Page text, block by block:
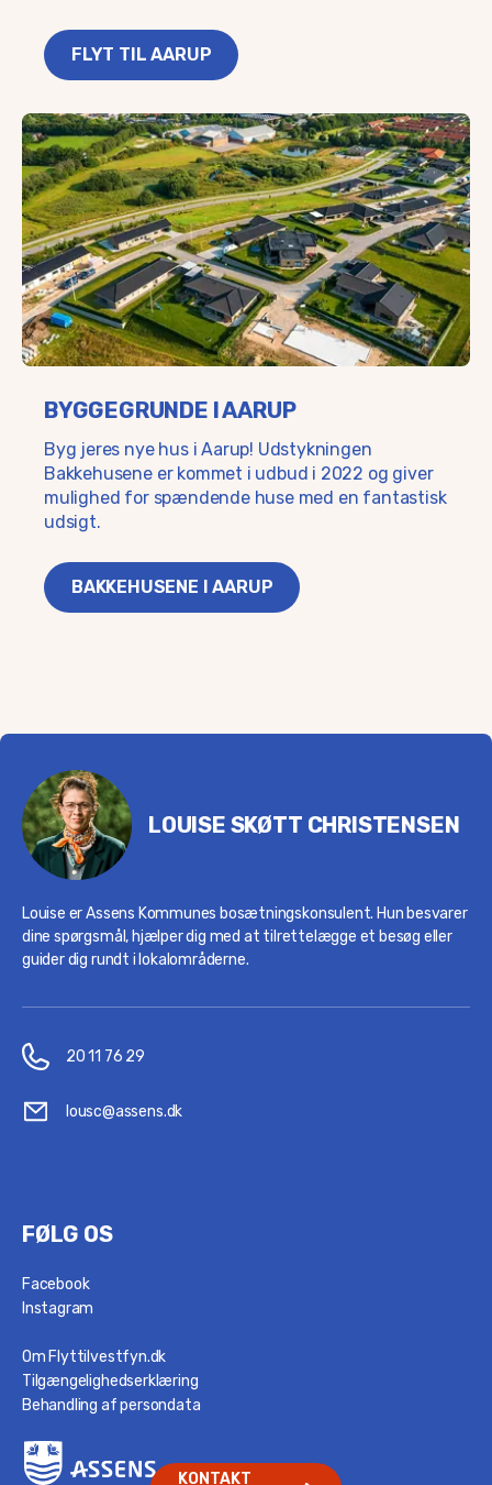
KONTAKT
FLYT TIL AARUP
BYGGEGRUNDE I AARUP
Byg jeres nye hus i Aarup! Udstykningen
Bakkehusene er kommet i udbud i 2022 og giver
mulighed for spændende huse med en fantastisk
udsigt.
BAKKEHUSENE I AARUP
LOUISE SKØTT CHRISTENSEN
Louise er Assens Kommunes bosætningskonsulent. Hun besvarer
dine spørgsmål, hjælper dig med at tilrettelægge et besøg eller
guider dig rundt i lokalområderne.
20 11 76 29
lousc@assens.dk
FØLG OS
Facebook
Instagram
Om Flyttilvestfyn.dk
Tilgængelighedserklæring
Behandling af persondata